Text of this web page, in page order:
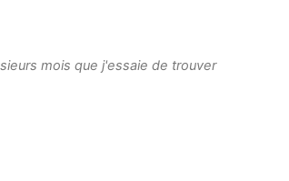
mois que j'essaie de trouver